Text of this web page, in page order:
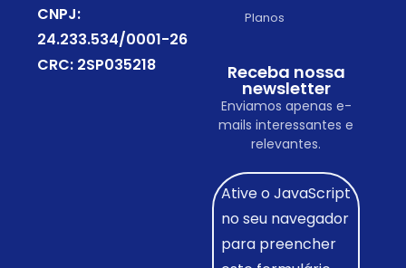
CNPJ:
24.233.534/0001-26
CRC: 2SP035218
Planos
Receba nossa
newsletter
Enviamos apenas e-
mails interessantes e
relevantes.
Ative o JavaScript
no seu navegador
para preencher